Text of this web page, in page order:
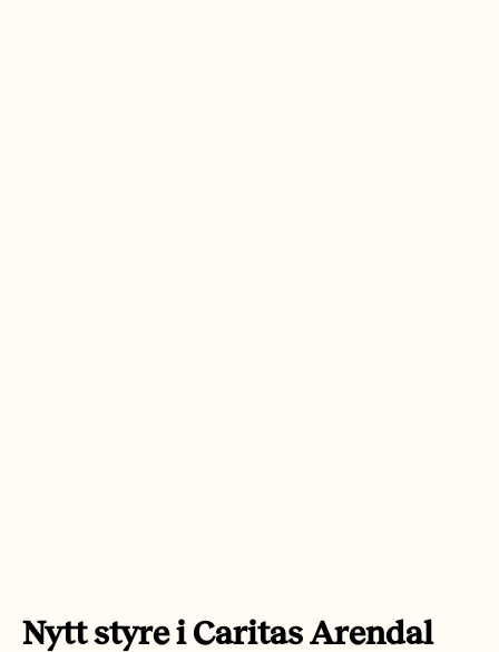
Nytt styre i Caritas Arendal